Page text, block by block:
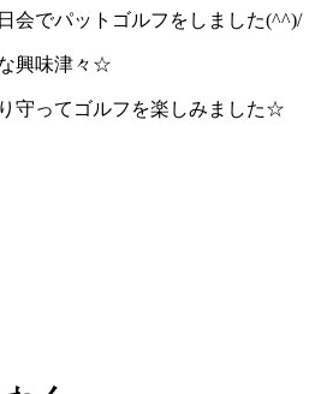
会でパットゴルフをしました(^^)/
興味津々☆
守ってゴルフを楽しみました☆